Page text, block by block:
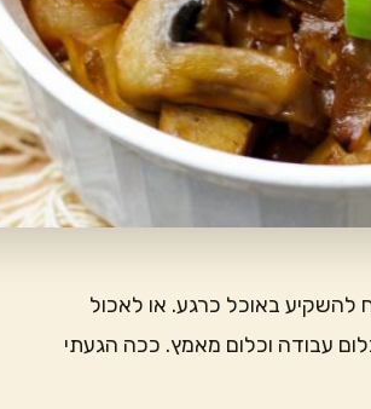
להשקיע באוכל כרגע. או לאכול
עבודה וכלום מאמץ. ככה הגעתי